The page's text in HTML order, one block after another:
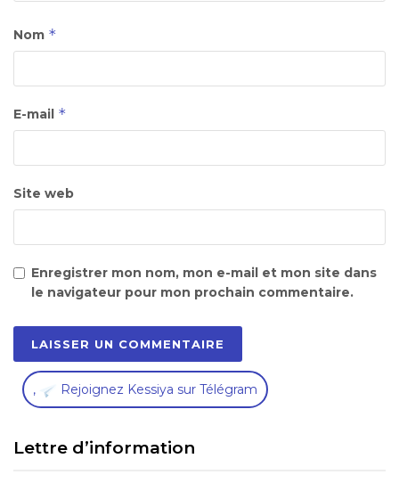
Nom *
E-mail *
Site web
Enregistrer mon nom, mon e-mail et mon site dans
le navigateur pour mon prochain commentaire.
, Rejoignez Kessiya sur Télégram
Lettre d’information